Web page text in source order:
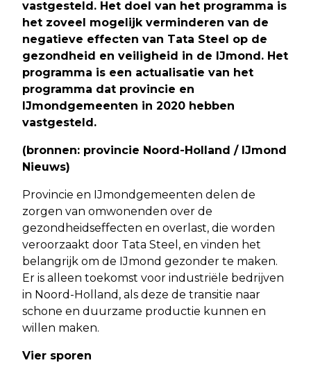
vastgesteld. Het doel van het programma is
het zoveel mogelijk verminderen van de
negatieve effecten van Tata Steel op de
gezondheid en veiligheid in de IJmond. Het
programma is een actualisatie van het
programma dat provincie en
IJmondgemeenten in 2020 hebben
vastgesteld.
(bronnen: provincie Noord-Holland / IJmond
Nieuws)
Provincie en IJmondgemeenten delen de
zorgen van omwonenden over de
gezondheidseffecten en overlast, die worden
veroorzaakt door Tata Steel, en vinden het
belangrijk om de IJmond gezonder te maken.
Er is alleen toekomst voor industriële bedrijven
in Noord-Holland, als deze de transitie naar
schone en duurzame productie kunnen en
willen maken.
Vier sporen